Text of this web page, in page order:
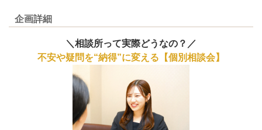
企画詳細
＼相談所って実際どうなの？／
不安や疑問を“納得”に変える【個別相談会】